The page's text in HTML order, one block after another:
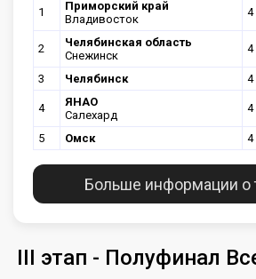
1
Приморский край
Владивосток
4
2
Челябинская область
Снежинск
4
3 Челябинск 4
4
ЯНАО
Салехард
4
5 Омск 4
Больше информации о
III этап - Полуфинал